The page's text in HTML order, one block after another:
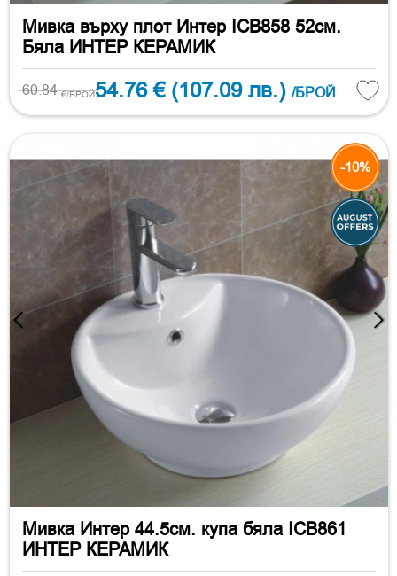
Мивка върху плот Интер ICB858 52см.
Бяла ИНТЕР КЕРАМИК
60.84€/БРОЙ54.76 € (107.09 лв.) /БРОЙ
-10%
Мивка Интер 44.5см. купа бяла ICB861
ИНТЕР КЕРАМИК